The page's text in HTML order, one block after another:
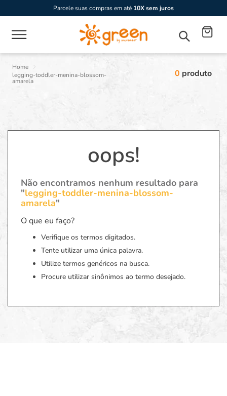
Parcele suas compras em até 10X sem juros
legging-toddler-menina-blossom-
amarela
0 produto
oops!
Não encontramos nenhum resultado para
"legging-toddler-menina-blossom-
amarela"
O que eu faço?
Verifique os termos digitados.
Tente utilizar uma única palavra.
Utilize termos genéricos na busca.
Procure utilizar sinônimos ao termo desejado.